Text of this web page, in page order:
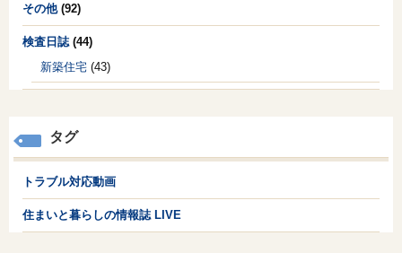
その他(92)
検査日誌 (44)
新築住宅 (43)
タグ
トラブル対応動画
住まいと暮らしの情報誌 LIVE